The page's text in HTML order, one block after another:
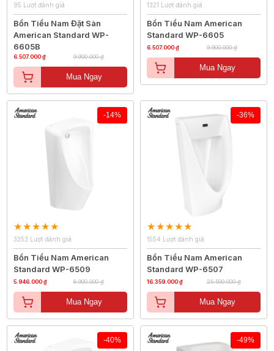
95 Lượt đánh giá
Bồn Tiểu Nam Đặt Sàn
American Standard WP-
6605B
6.507.000 ₫ 9.900.000 ₫
Mua Ngay
1321 Lượt đánh giá
Bồn Tiểu Nam American
Standard WP-6605
6.507.000 ₫ 9.900.000 ₫
Mua Ngay
-14%
3253 Lượt đánh giá
Bồn Tiểu Nam American
Standard WP-6509
5.946.000 ₫ 6.900.000 ₫
Mua Ngay
-36%
1554 Lượt đánh giá
Bồn Tiểu Nam American
Standard WP-6507
16.359.000 ₫ 25.500.000 ₫
Mua Ngay
-40% -49%